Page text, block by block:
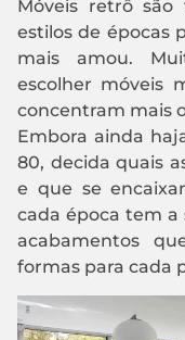
Móveis retrô
estilos de épocas
mais amou.
escolher móveis
concentram mais
Embora ainda
80, decida quais
e que se
cada época tem a
acabamentos
formas para cada